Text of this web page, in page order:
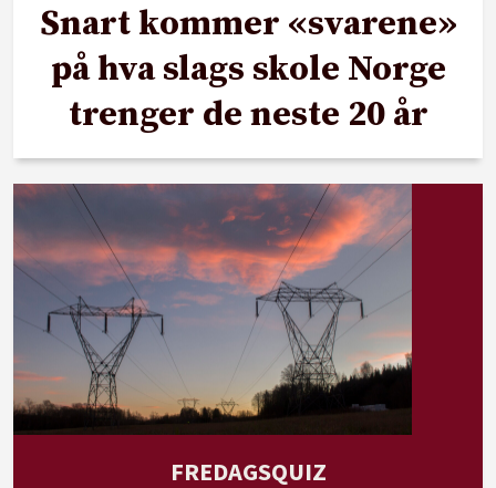
Snart kommer «svarene»
på hva slags skole Norge
trenger de neste 20 år
FREDAGSQUIZ